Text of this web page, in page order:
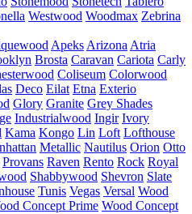
Westwood Woodmax Zebrina
Apeks Arizona Atria
Brosta Caravan Cariota Carly
Coliseum Colorwood
Deco Eilat Etna Exterio
Glory Granite Grey Shades
Industrialwood Ingir Ivory
Kama Kongo Lin Loft Lofthouse
Metallic Nautilus Orion Otto
Provans Raven Rento Rock Royal
Shabbywood Shevron Slate
Tunis Vegas Versal Wood
Concept Prime Wood Concept